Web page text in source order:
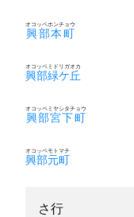
興部本町
オコッペホンチョウ
興部緑ケ丘
オコッペミドリガオカ
興部宮下町
オコッペミヤシタチョウ
興部元町
オコッペモトマチ
さ行